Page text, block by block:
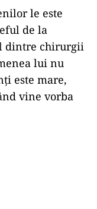
le este
de la
dintre chirurgii
lui nu
este mare,
vine vorba